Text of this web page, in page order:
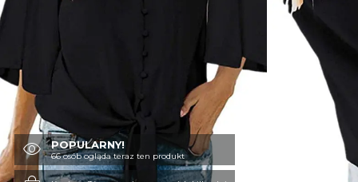
BLUZKI
OBUWIE
POPULARNY!
66 osób ogląda teraz ten produkt